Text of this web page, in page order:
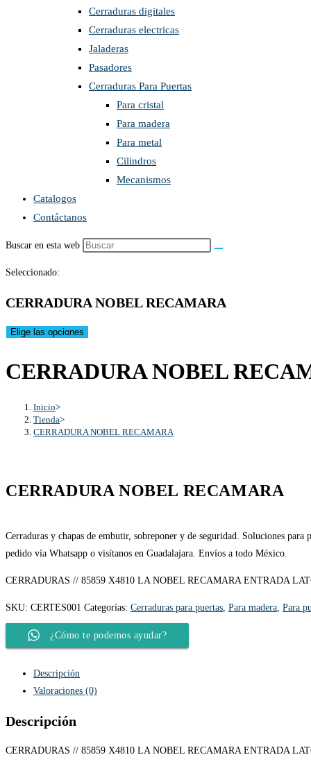
Cerraduras digitales
Cerraduras electricas
Jaladeras
Pasadores
Cerraduras Para Puertas
Para cristal
Para madera
Para metal
Cilindros
Mecanismos
Catalogos
Contáctanos
Buscar en esta web
Seleccionado:
CERRADURA NOBEL RECAMARA
Elige las opciones
CERRADURA NOBEL
Inicio>
Tienda>
CERRADURA NOBEL RECAMARA
CERRADURA NOBEL RECAMARA
Cerraduras y chapas de embutir, sobreponer y de seguridad. Soluciones para
pedido vía Whatsapp o visítanos en Guadalajara. Envíos a todo México.
CERRADURAS // 85859 X4810 LA NOBEL RECAMARA ENTRADA
SKU: CERTES001 Categorías: Cerraduras para puertas Para madera Para
¿Cómo te podemos ayudar?
Descripción
Valoraciones (0)
Descripción
CERRADURAS // 85859 X4810 LA NOBEL RECAMARA ENTRADA